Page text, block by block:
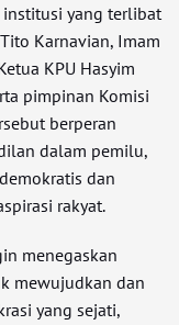
yang terlibat
Karnavian, Imam
KPU Hasyim
pimpinan Komisi
berperan
dalam pemilu,
dan
rakyat.
menegaskan
mewujudkan dan
yang sejati,